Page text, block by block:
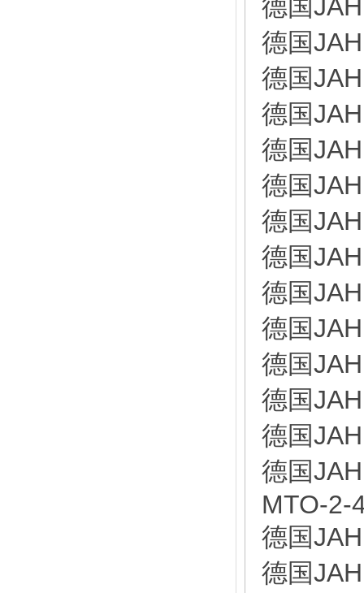
德国
德国
德国
德国
德国
德国
德国
德国
德国
德国
德国
德国
德国
德国
MTO-2-
德国
德国